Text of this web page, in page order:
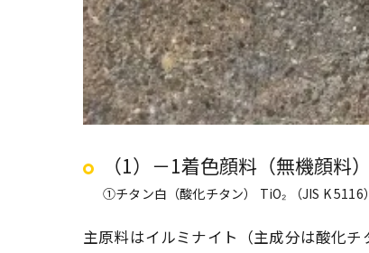
（1）－1着色顔料（無機顔料）
①チタン白（酸化チタン） TiO₂ （JIS K 5116）
主原料はイルミナイト（主成分は酸化